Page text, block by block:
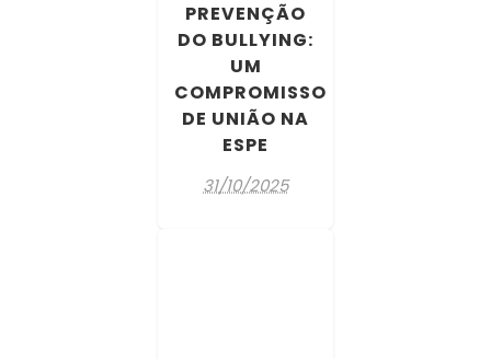
PREVENÇÃO
DO BULLYING:
UM
COMPROMISSO
DE UNIÃO NA
ESPE
31/10/2025